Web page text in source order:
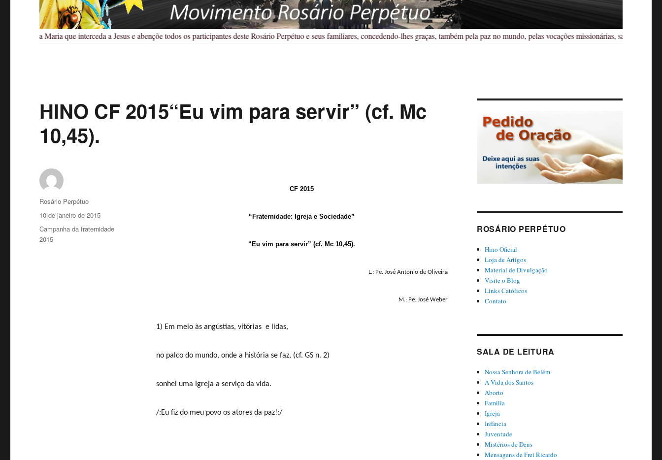
Pedimos a Maria que interceda a Jesus e abençõe todos os participantes deste Rosário Perpétuo e seus familiares, concedendo-lhes graças, também pela paz no mundo, pelas vocações missionárias,
HINO CF 2015“Eu vim para servir” (cf. Mc
10,45).
CF 2015
“Fraternidade: Igreja e Sociedade”
“Eu vim para servir” (cf. Mc 10,45).
L.: Pe. José Antonio de Oliveira
M.: Pe. José Weber
1) Em meio às angústias, vitórias e lidas,
no palco do mundo, onde a história se faz, (cf. GS n. 2)
sonhei uma Igreja a serviço da vida.
/:Eu fiz do meu povo os atores da paz!:/
Autor
Rosário Perpétuo
Publicado
em
10 de janeiro de 2015
Categorias
Campanha da fraternidade
2015
ROSÁRIO PERPÉTUO
Hino Oficial
Loja de Artigos
Material de Divulgação
Visite o Blog
Links Católicos
Contato
SALA DE LEITURA
Nossa Senhora de Belém
A Vida dos Santos
Aborto
Familia
Igreja
Infância
Juventude
Mistérios de Deus
Mensagens de Frei Ricardo